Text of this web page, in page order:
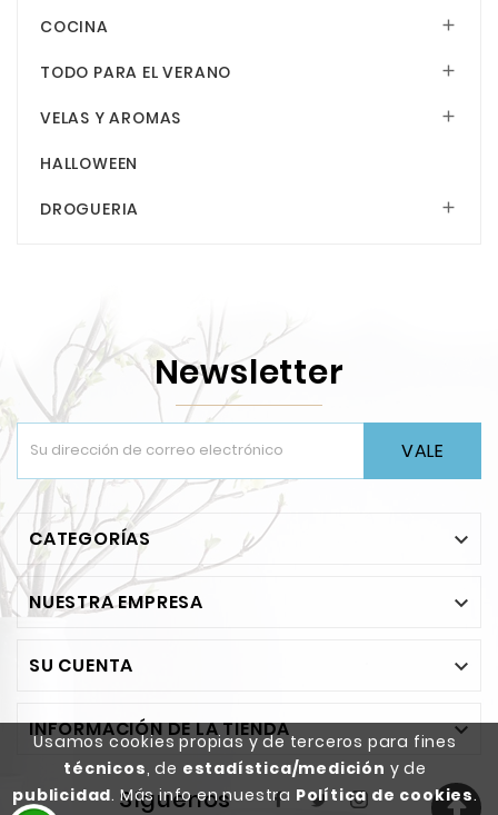
Usamos cookies propias y de terceros para fines
técnicos, de estadística/medición y de
publicidad. Más info en nuestra Política de cookies.
COCINA 
TODO PARA EL VERANO 
VELAS Y AROMAS 
HALLOWEEN
DROGUERIA 
Newsletter
VALE
CATEGORÍAS 
NUESTRA EMPRESA 
SU CUENTA 
INFORMACIÓN DE LA TIENDA 
Síguenos